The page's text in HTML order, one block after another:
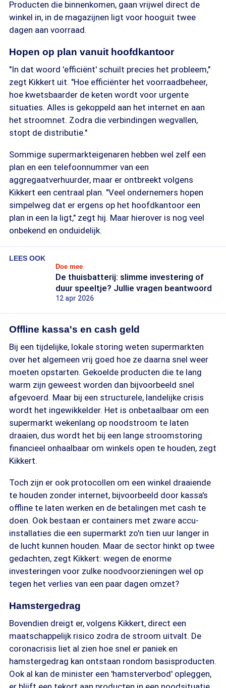
Producten die binnenkomen, gaan vrijwel direct de
winkel in, in de magazijnen ligt voor hooguit twee
dagen aan voorraad.
Hopen op plan vanuit hoofdkantoor
"In dat woord 'efficiënt' schuilt precies het probleem,"
zegt Kikkert uit. "Hoe efficiënter het voorraadbeheer,
hoe kwetsbaarder de keten wordt voor urgente
situaties. Alles is gekoppeld aan het internet en aan
het stroomnet. Zodra die verbindingen wegvallen,
stopt de distributie."
Sommige supermarkteigenaren hebben wel zelf een
plan en een telefoonnummer van een
aggregaatverhuurder, maar er ontbreekt volgens
Kikkert een centraal plan. "Veel ondernemers hopen
simpelweg dat er ergens op het hoofdkantoor een
plan in een la ligt," zegt hij. Maar hierover is nog veel
onbekend en onduidelijk.
LEES OOK
Doe mee
De thuisbatterij: slimme investering of
duur speeltje? Jullie vragen beantwoord
12 apr 2026
Offline kassa's en cash geld
Bij een tijdelijke, lokale storing weten supermarkten
over het algemeen vrij goed hoe ze daarna snel weer
moeten opstarten. Gekoelde producten die te lang
warm zijn geweest worden dan bijvoorbeeld snel
afgevoerd. Maar bij een structurele, landelijke crisis
wordt het ingewikkelder. Het is onbetaalbaar om een
supermarkt wekenlang op noodstroom te laten
draaien, dus wordt het bij een lange stroomstoring
financieel onhaalbaar om winkels open te houden, zegt
Kikkert.
Toch zijn er ook protocollen om een winkel draaiende
te houden zonder internet, bijvoorbeeld door kassa's
offline te laten werken en de betalingen met cash te
doen. Ook bestaan er containers met zware accu-
installaties die een supermarkt zo'n tien uur langer in
de lucht kunnen houden. Maar de sector hinkt op twee
gedachten, zegt Kikkert: wegen de enorme
investeringen voor zulke noodvoorzieningen wel op
tegen het verlies van een paar dagen omzet?
Hamstergedrag
Bovendien dreigt er, volgens Kikkert, direct een
maatschappelijk risico zodra de stroom uitvalt. De
coronacrisis liet al zien hoe snel er paniek en
hamstergedrag kan ontstaan rondom basisproducten.
Ook al kan de minister een 'hamsterverbod' opleggen,